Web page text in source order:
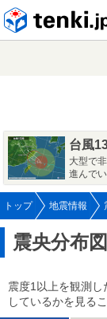
台風
大型で
進んで
トップ 地震情報
震央分布
震度1以上を観測
しているかを見る